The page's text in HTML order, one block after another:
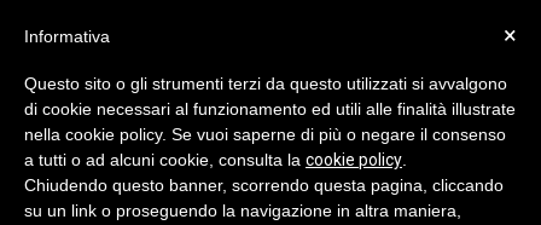
×
Informativa
Questo sito o gli strumenti terzi da questo utilizzati si avvalgono
di cookie necessari al funzionamento ed utili alle finalità illustrate
nella cookie policy. Se vuoi saperne di più o negare il consenso
a tutti o ad alcuni cookie, consulta la cookie policy
Chiudendo questo banner, scorrendo questa pagina, cliccando
su un link o proseguendo la navigazione in altra maniera,